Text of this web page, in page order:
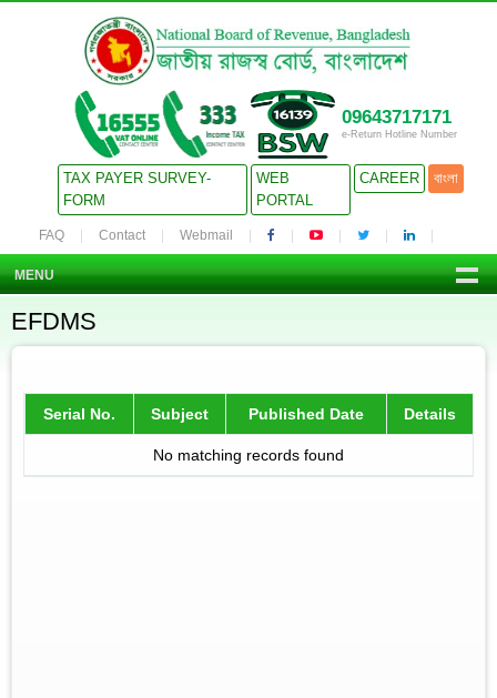
09643717171
e-Return Hotline Number
TAX PAYER SURVEY-
FORM
WEB
PORTAL
CAREER বাংলা
FAQ Contact Webmail
MENU
EFDMS
Serial No. Subject Published Date Details
No matching records found